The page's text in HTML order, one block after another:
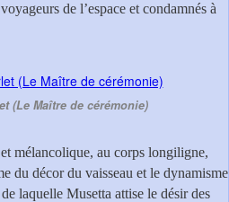
de l’espace et condamnés à
(Le Maître de cérémonie)
mélancolique, au corps longiligne,
du décor du vaisseau et le dynamisme
laquelle Musetta attise le désir des